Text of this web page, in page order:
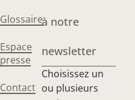
Glossaire
Espace
presse
Contact
à notre
newsletter
Choisissez un
ou plusieurs